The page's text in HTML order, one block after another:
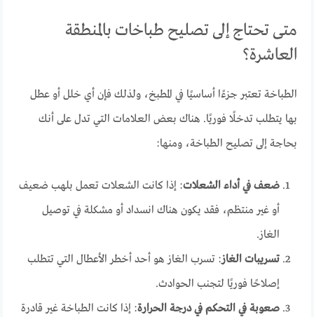
متى تحتاج إلى تصليح طباخات بالمنطقة
العاشرة؟
الطباخة تعتبر جزءًا أساسيًا في المطبخ، ولذلك فإن أي خلل أو عطل
بها يتطلب تدخلًا فوريًا. هناك بعض العلامات التي تدل على أنك
بحاجة إلى تصليح الطباخة، ومنها:
ضعف في أداء الشعلات: إذا كانت الشعلات تعمل بلهب ضعيف
أو غير منتظم، فقد يكون هناك انسداد أو مشكلة في توصيل
الغاز.
تسريبات الغاز: تسرب الغاز هو أحد أخطر الأعطال التي تتطلب
إصلاحًا فوريًا لتجنب الحوادث.
صعوبة في التحكم في درجة الحرارة: إذا كانت الطباخة غير قادرة